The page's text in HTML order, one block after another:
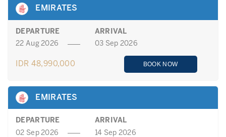
EMIRATES
DEPARTURE
ARRIVAL
22 Aug 2026
03 Sep 2026
IDR 48,990,000 BOOK NOW
EMIRATES
DEPARTURE
ARRIVAL
02 Sep 2026
14 Sep 2026